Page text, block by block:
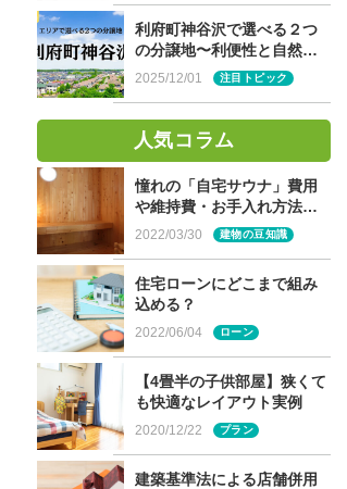
利府町神谷沢で選べる２つ
の分譲地〜利便性と自然が
両立する住環境〜
2025/12/01 注目トピック
人気コラム
憧れの「自宅サウナ」費用
や維持費・お手入れ方法
は？
2022/03/30 建物の豆知識
住宅ローンにどこまで組み
込める？
2022/06/04 ローン
【4畳半の子供部屋】狭くて
も快適なレイアウト実例
2020/12/22 プラン
建築基準法による店舗併用